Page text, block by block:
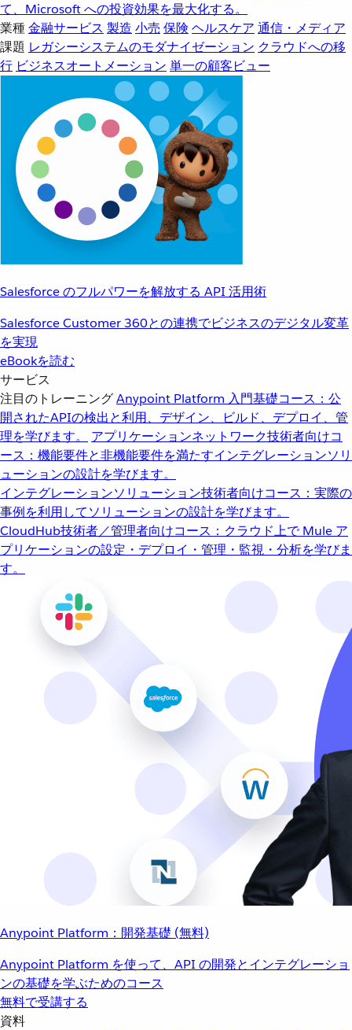
て、Microsoft への投資効果を最大化する。
業種金融サービス 製造 小売 保険 ヘルスケア 通信・メディア
課題 レガシーシステムのモダナイゼーション クラウドへの移
行 ビジネスオートメーション 単一の顧客ビュー
Salesforce のフルパワーを解放する API 活用術
Salesforce Customer 360との連携でビジネスのデジタル変革
を実現
eBookを読む
サービス
注目のトレーニングAnypoint Platform 入門基礎コース：公
開されたAPIの検出と利用、デザイン、ビルド、デプロイ、管
理を学びます。
アプリケーションネットワーク技術者向けコ
ース：機能要件と非機能要件を満たすインテグレーションソリ
ューションの設計を学びます。
インテグレーションソリューション技術者向けコース：実際の
事例を利用してソリューションの設計を学びます。
CloudHub技術者／管理者向けコース：クラウド上で Mule ア
プリケーションの設定・デプロイ・管理・監視・分析を学びま
す。
Anypoint Platform：開発基礎 (無料)
Anypoint Platform を使って、API の開発とインテグレーショ
ンの基礎を学ぶためのコース
無料で受講する
資料